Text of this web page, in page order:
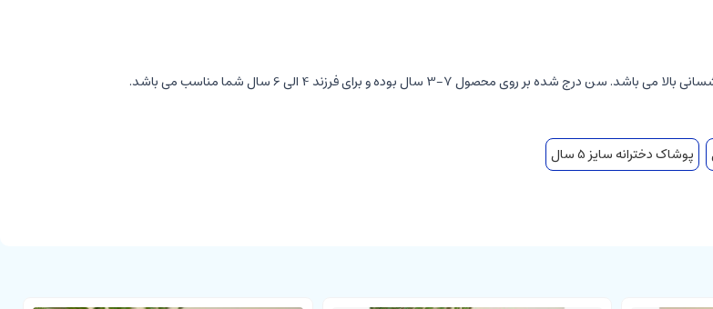
محصول 7-3 سال بوده و برای فرزند 4 الی 6 سال شما مناسب می باشد.
پوشاک دخترانه سایز 5 سال